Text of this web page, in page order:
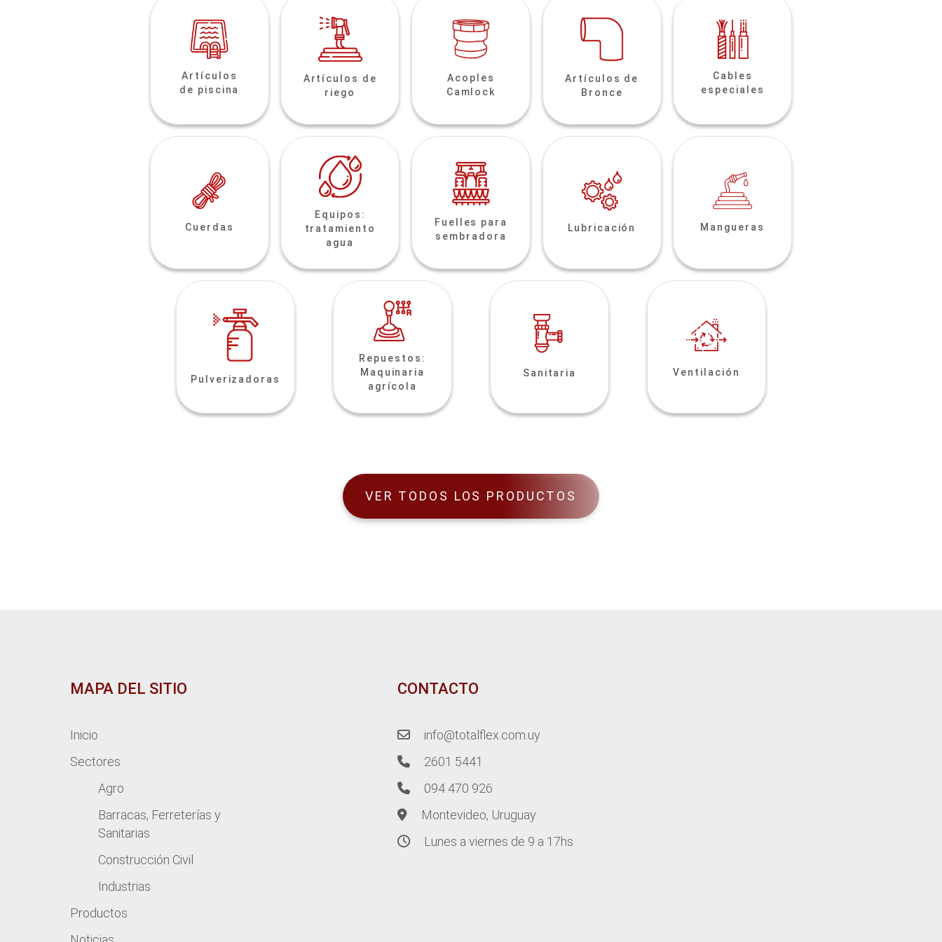
Artículos
de piscina
Artículos de
riego
Acoples
Camlock
Artículos de
Bronce
Cables
especiales
Cuerdas
Equipos:
tratamiento
agua
Fuelles para
sembradora
Lubricación Mangueras
Pulverizadoras
Repuestos:
Maquinaria
agrícola
Sanitaria Ventilación
VER TODOS LOS PRODUCTOS
MAPA DEL SITIO
Inicio
Sectores
Agro
Barracas, Ferreterías y
Sanitarias
Construcción Civil
Industrias
Productos
CONTACTO
info@totalflex.com.uy
2601 5441
094 470 926
Montevideo, Uruguay
Lunes a viernes de 9 a 17hs